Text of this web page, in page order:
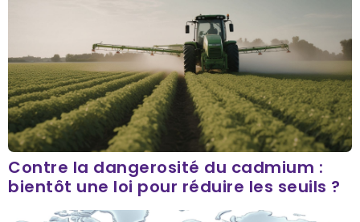
Contre la dangerosité du cadmium :
bientôt une loi pour réduire les seuils ?